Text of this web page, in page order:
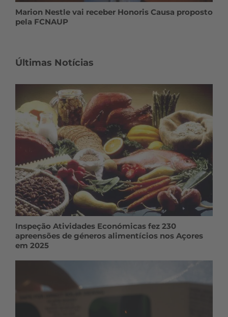
Marion Nestle vai receber Honoris Causa proposto
pela FCNAUP
Últimas Notícias
Inspeção Atividades Económicas fez 230
apreensões de géneros alimentícios nos Açores
em 2025